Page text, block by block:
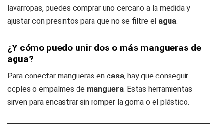
lavarropas, puedes comprar uno cercano a la medida y
ajustar con presintos para que no se filtre el agua.
¿Y cómo puedo unir dos o más mangueras de
agua?
Para conectar mangueras en casa, hay que conseguir
coples o empalmes de manguera. Estas herramientas
sirven para encastrar sin romper la goma o el plástico.